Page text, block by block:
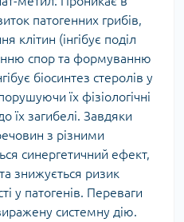
патогенних грибів,
клітин (інгібує поділ
спор та формуванню
біосинтез стеролів у
їх фізіологічні
їх загибелі. Завдяки
з різними
синергетичний ефект,
знижується ризик
у патогенів. Переваги
системну дію.